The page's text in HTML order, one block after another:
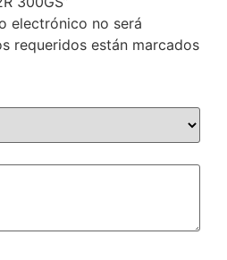
electrónico no será
requeridos están marcados